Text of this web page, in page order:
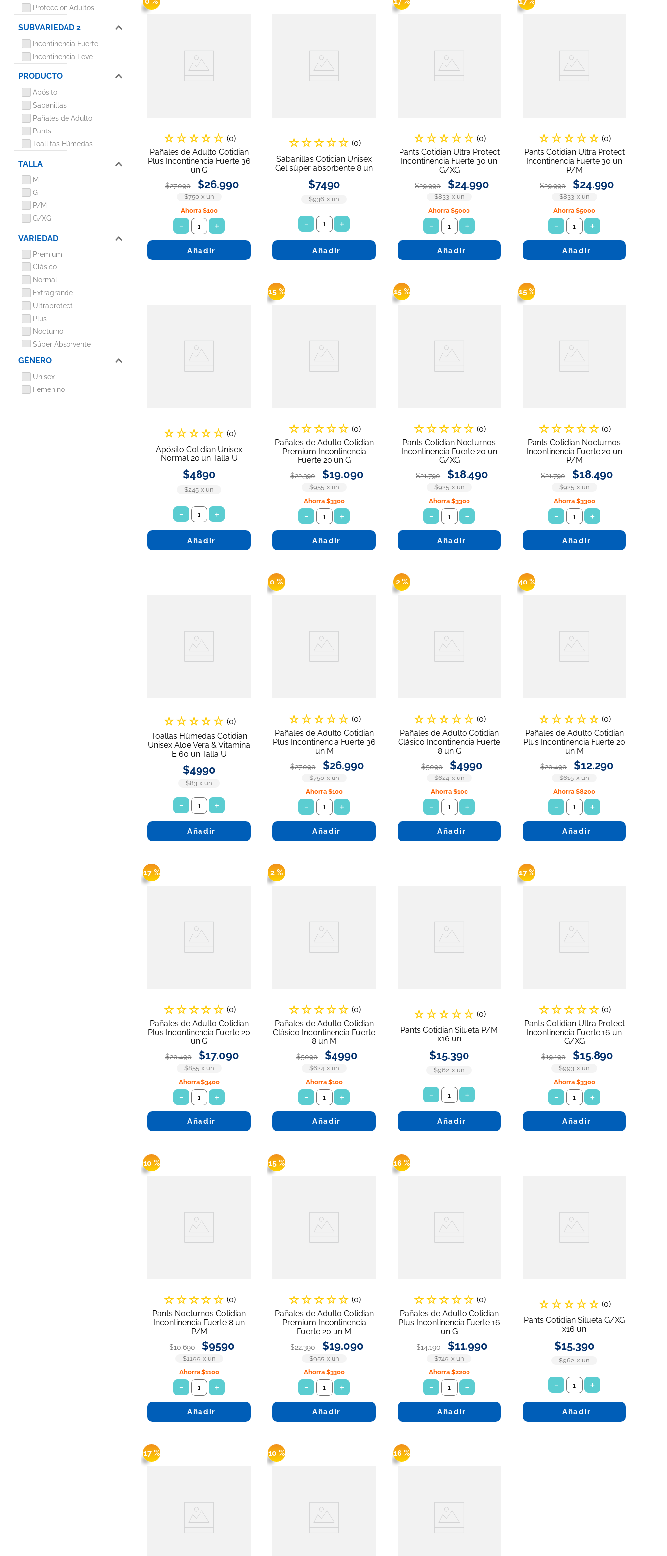
Protección Adultos
SUBVARIEDAD 2
Incontinencia Fuerte
Incontinencia Leve
GÉNERO
Unisex
Femenino
PRODUCTO
Apósito
Sabanillas
Pañales de Adulto
Pants
Toallitas Húmedas
TALLA
M
G
P/M
G/XG
VARIEDAD
Premium
Clásico
Normal
Extragrande
Ultraprotect
Plus
Nocturno
Súper Absorvente
☆☆☆☆☆ (0)
Pañales de Adulto Cotidian
Plus Incontinencia Fuerte 36
un G
$27.090 $26.990
$750 x un
Ahorra $100
＋
－
Añadir
☆☆☆☆☆ (0)
Sabanillas Cotidian Unisex
Gel súper absorbente 8 un
$7490
$936 x un
＋
－
Añadir
☆☆☆☆☆ (0)
Pants Cotidian Ultra Protect
Incontinencia Fuerte 30 un
G/XG
$29.990 $24.990
$833 x un
Ahorra$5000
＋
－
Añadir
☆☆☆☆☆ (0)
Pants Cotidian Ultra Protect
Incontinencia Fuerte 30 un
P/M
$29.990 $24.990
$833 x un
Ahorra$5000
＋
－
Añadir
☆☆☆☆☆ (0)
Apósito Cotidian Unisex
Normal 20 un Talla U
$4890
$245 x un
＋
－
Añadir
15 %
☆☆☆☆☆ (0)
Pañales de Adulto Cotidian
Premium Incontinencia
Fuerte 20 un G
$22.390 $19.090
$955 x un
Ahorra $3300
＋
－
Añadir
15 %
☆☆☆☆☆ (0)
Pants Cotidian Nocturnos
Incontinencia Fuerte 20 un
G/XG
$21.790 $18.490
$925 x un
Ahorra $3300
＋
－
Añadir
15 %
☆☆☆☆☆ (0)
Pants Cotidian Nocturnos
Incontinencia Fuerte 20 un
P/M
$21.790 $18.490
$925 x un
Ahorra $3300
＋
－
Añadir
☆☆☆☆☆ (0)
Toallas Húmedas Cotidian
Unisex Aloe Vera & Vitamina
E 60 un Talla U
$4990
$83 x un
＋
－
Añadir
0 %
☆☆☆☆☆ (0)
Pañales de Adulto Cotidian
Plus Incontinencia Fuerte 36
un M
$27.090 $26.990
$750 x un
Ahorra $100
＋
－
Añadir
2 %
☆☆☆☆☆ (0)
Pañales de Adulto Cotidian
Clásico Incontinencia Fuerte
8 un G
$5090 $4990
$624 x un
Ahorra $100
＋
－
Añadir
40 %
☆☆☆☆☆ (0)
Pañales de Adulto Cotidian
Plus Incontinencia Fuerte 20
un M
$20.490 $12.290
$615 x un
Ahorra$8200
＋
－
Añadir
17 %
☆☆☆☆☆ (0)
Pañales de Adulto Cotidian
Plus Incontinencia Fuerte 20
un G
$20.490 $17.090
$855 x un
Ahorra $3400
＋
－
Añadir
2 %
☆☆☆☆☆ (0)
Pañales de Adulto Cotidian
Clásico Incontinencia Fuerte
8 un M
$5090 $4990
$624 x un
Ahorra $100
＋
－
Añadir
☆☆☆☆☆ (0)
Pants Cotidian Silueta P/M
x16 un
$15.390
$962 x un
＋
－
Añadir
17 %
☆☆☆☆☆ (0)
Pants Cotidian Ultra Protect
Incontinencia Fuerte 16 un
G/XG
$19.190 $15.890
$993 x un
Ahorra $3300
＋
－
Añadir
10 %
☆☆☆☆☆ (0)
Pants Nocturnos Cotidian
Incontinencia Fuerte 8 un
P/M
$10.690 $9590
$1199 x un
Ahorra $1100
＋
－
Añadir
15 %
☆☆☆☆☆ (0)
Pañales de Adulto Cotidian
Premium Incontinencia
Fuerte 20 un M
$22.390 $19.090
$955 x un
Ahorra $3300
＋
－
Añadir
16 %
☆☆☆☆☆ (0)
Pañales de Adulto Cotidian
Plus Incontinencia Fuerte 16
un G
$14.190 $11.990
$749 x un
Ahorra $2200
＋
－
Añadir
☆☆☆☆☆ (0)
Pants Cotidian Silueta G/XG
x16 un
$15.390
$962 x un
＋
－
Añadir
17 % 10 % 16 %